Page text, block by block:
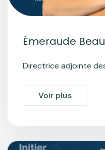
Émeraude
Directrice adjointe
Voir plus